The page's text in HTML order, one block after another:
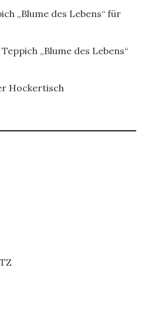
„Blume des Lebens“ für
„Blume des Lebens“
Hockertisch